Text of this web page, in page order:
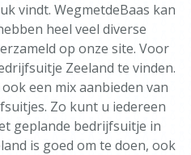
vindt. WegmetdeBaas kan
heel veel diverse
op onze site. Voor
Zeeland te vinden.
een mix aanbieden van
Zo kunt u iedereen
geplande bedrijfsuitje in
is goed om te doen, ook